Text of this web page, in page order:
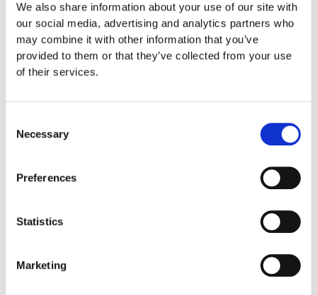
We also share information about your use of our site with
our social media, advertising and analytics partners who
may combine it with other information that you’ve
provided to them or that they’ve collected from your use
of their services.
Selection
Necessary
Preferences
Statistics
Marketing
mm - för fallhöjd 1,2 meter
Euroflex fallskyddsmatta 50
mm - för fallhöjd 1,5 meter
Euroflex fallskyddsmatta 60
Euroflex fallskyddsmatta 80
mm - för fallhöjd 2,4 meter
mm soft - för fallhöjd 3,0
mm – fallhöjd upp till 1,5 m
Nordic rubber safe tiles 55
mm – fallhöjd upp till 2,1 m
Nordic rubber safe tiles 75